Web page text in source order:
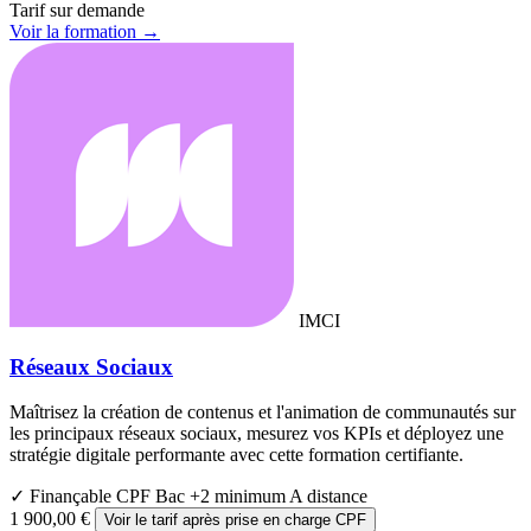
Tarif sur demande
Voir la formation →
IMCI
Réseaux Sociaux
Maîtrisez la création de contenus et l'animation de communautés sur
les principaux réseaux sociaux, mesurez vos KPIs et déployez une
stratégie digitale performante avec cette formation certifiante.
✓ Finançable CPF Bac +2 minimum A distance
1 900,00 €
Voir le tarif après prise en charge CPF